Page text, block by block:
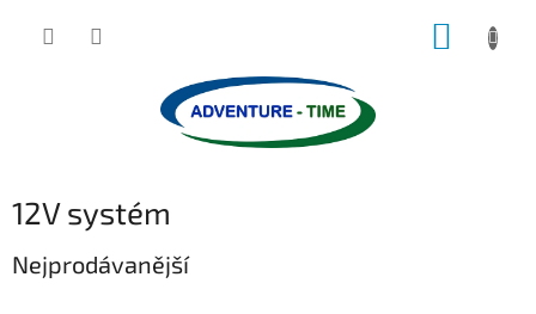
12V systém
Nejprodávanější